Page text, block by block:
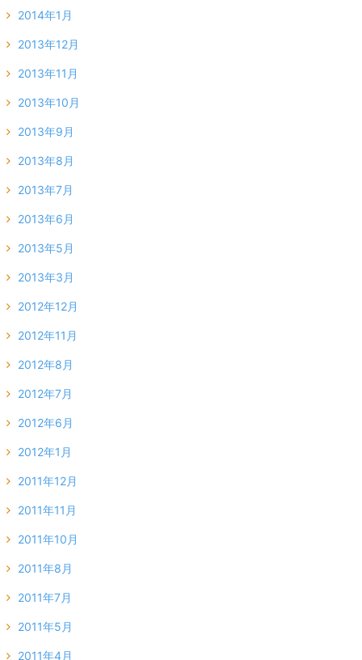
2014年1月
2013年12月
2013年11月
2013年10月
2013年9月
2013年8月
2013年7月
2013年6月
2013年5月
2013年3月
2012年12月
2012年11月
2012年8月
2012年7月
2012年6月
2012年1月
2011年12月
2011年11月
2011年10月
2011年8月
2011年7月
2011年5月
2011年4月